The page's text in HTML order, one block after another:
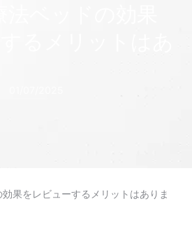
法ベッドの効果
るメリットはあ
果をレビューするメリットはありま